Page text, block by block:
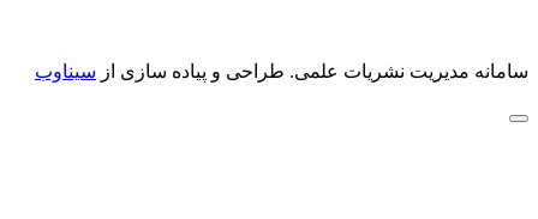
سامانه مدیریت نشریات علمی. طراحی و پیاده سازی از سیناوب